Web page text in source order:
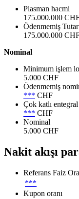
Plasman hacmi
175.000.000
Ödenmemiş Tutar
175.000.000
Nominal
Minimum işlem
5.000 CHF
Ödenmemiş
*** CHF
Çok katlı entegral
*** CHF
Nominal
5.000 CHF
Nakit akışı
Referans Faiz
***
Kupon oranı